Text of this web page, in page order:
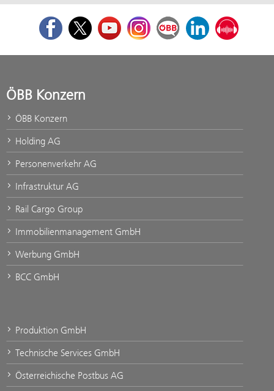
FacebookTwitterYoutubeInstagramÖBB Corporate Blog
LinkedInPodcast
ÖBB Konzern
ÖBB Konzern
Holding AG
Personenverkehr AG
Infrastruktur AG
Rail Cargo Group
Immobilienmanagement GmbH
Werbung GmbH
BCC GmbH
Produktion GmbH
Technische Services GmbH
Österreichische Postbus AG